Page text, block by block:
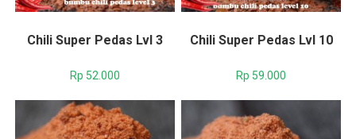
Chili Super Pedas Lvl 3
Rp 52.000
Chili Super Pedas Lvl 10
Rp 59.000